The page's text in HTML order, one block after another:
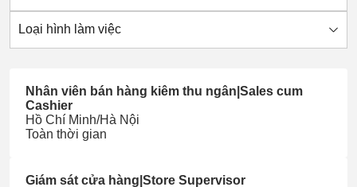
Loại hình làm việc
Nhân viên bán hàng kiêm thu ngân|Sales cum
Cashier
Hồ Chí Minh/Hà Nội
Toàn thời gian
Giám sát cửa hàng|Store Supervisor